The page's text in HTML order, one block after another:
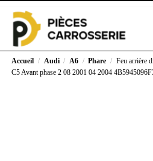
Accueil Audi A6 Phare
Feu arrière
C5 Avant phase 2 08 2001 04 2004